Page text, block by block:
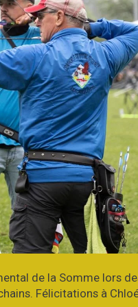
de la Somme lors
Félicitations à